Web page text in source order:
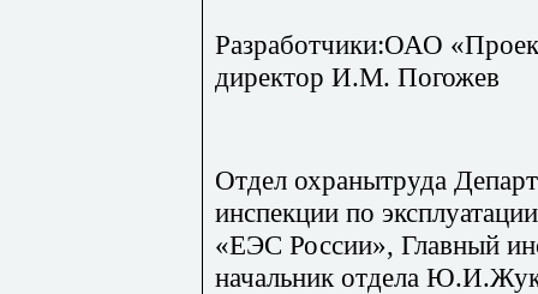
Разработчики:ОАО
директор И.М. Погожев
Отдел охранытруда
инспекции по
«ЕЭС России», Главный
начальник отдела